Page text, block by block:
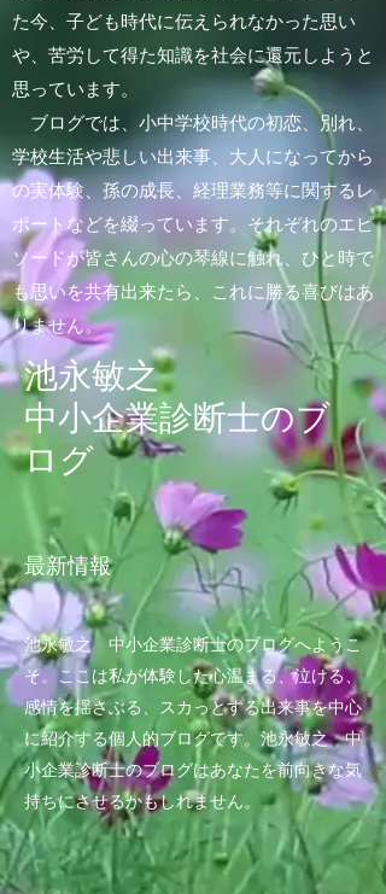
池永敏之
中小企業診断士のブ
ログ
最新情報
た今、子ども時代に伝えられなかった思い
や、苦労して得た知識を社会に還元しようと
思っています。
ブログでは、小中学校時代の初恋、別れ、
学校生活や悲しい出来事、大人になってから
の実体験、孫の成長、経理業務等に関するレ
ポートなどを綴っています。それぞれのエピ
ソードが皆さんの心の琴線に触れ、ひと時で
も思いを共有出来たら、これに勝る喜びはあ
りません。
池永敏之 中小企業診断士のブログへようこ
そ。ここは私が体験した心温まる、泣ける、
感情を揺さぶる、スカっとする出来事を中心
に紹介する個人的ブログです。池永敏之 中
小企業診断士のブログはあなたを前向きな気
持ちにさせるかもしれません。